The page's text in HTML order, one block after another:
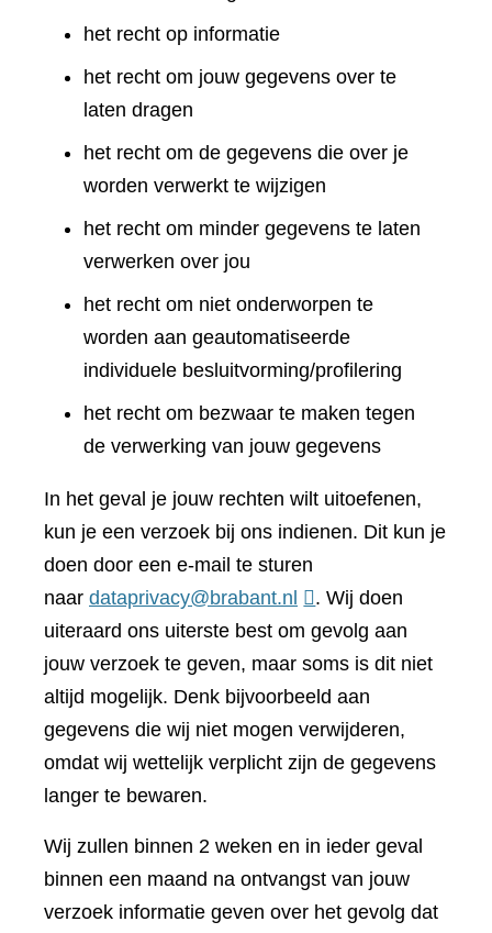
het recht op informatie
het recht om jouw gegevens over te
laten dragen
het recht om de gegevens die over je
worden verwerkt te wijzigen
het recht om minder gegevens te laten
verwerken over jou
het recht om niet onderworpen te
worden aan geautomatiseerde
individuele besluitvorming/profilering
het recht om bezwaar te maken tegen
de verwerking van jouw gegevens
In het geval je jouw rechten wilt uitoefenen,
kun je een verzoek bij ons indienen. Dit kun je
doen door een e-mail te sturen
naar dataprivacy@brabant.nl
. Wij doen
uiteraard ons uiterste best om gevolg aan
jouw verzoek te geven, maar soms is dit niet
altijd mogelijk. Denk bijvoorbeeld aan
gegevens die wij niet mogen verwijderen,
omdat wij wettelijk verplicht zijn de gegevens
langer te bewaren.
Wij zullen binnen 2 weken en in ieder geval
binnen een maand na ontvangst van jouw
verzoek informatie geven over het gevolg dat